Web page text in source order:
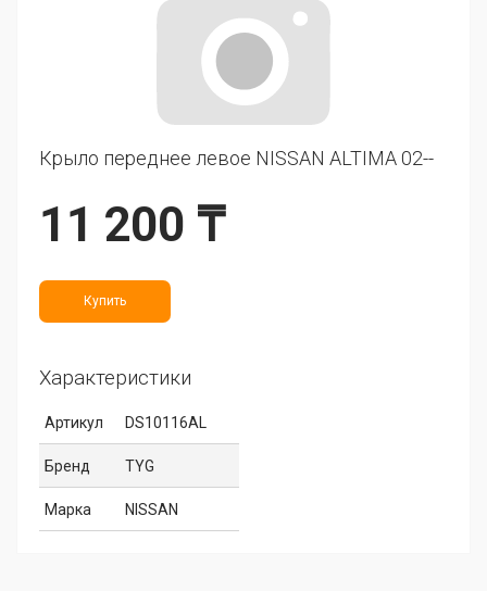
Крыло переднее левое NISSAN ALTIMA 02--
11 200 ₸
Купить
Характеристики
Артикул DS10116AL
Бренд TYG
Марка NISSAN